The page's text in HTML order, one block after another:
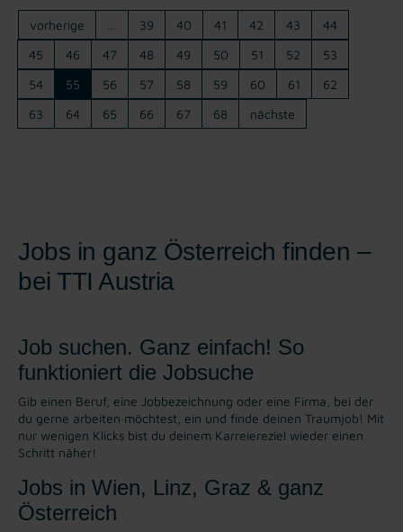
vorherige 39 40 41 42 43
44
45
46 47 48 49 50 51 52
53
54
55 56 57 58 59 60 61
62
63
64 65 66 67 68 nächste
Jobs in ganz Österreich finden –
bei TTI Austria
Job suchen. Ganz einfach! So
funktioniert die Jobsuche
Gib einen Beruf, eine Jobbezeichnung oder eine Firma, bei der
du gerne arbeiten möchtest, ein und finde deinen Traumjob! Mit
nur wenigen Klicks bist du deinem Karreiereziel wieder einen
Schritt näher!
Jobs in Wien, Linz, Graz & ganz
Österreich